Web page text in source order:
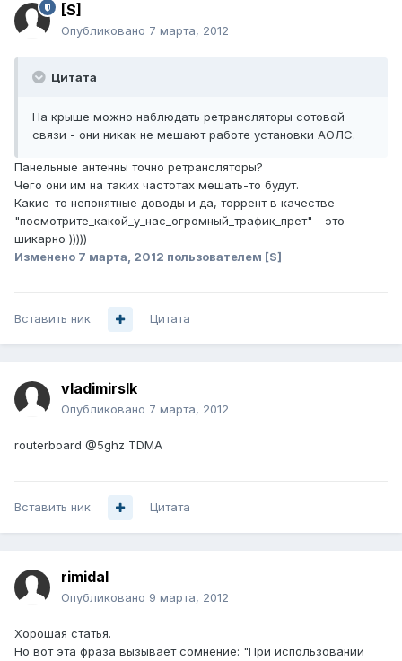
[S]
Опубликовано 7 марта, 2012
Цитата
На крыше можно наблюдать ретрансляторы сотовой
связи - они никак не мешают работе установки АОЛС.
Панельные антенны точно ретрансляторы?
Чего они им на таких частотах мешать-то будут.
Какие-то непонятные доводы и да, торрент в качестве
"посмотрите_какой_у_нас_огромный_трафик_прет" - это
шикарно )))))
Изменено 7 марта, 2012 пользователем [S]
Вставить ник Цитата
vladimirslk
Опубликовано 7 марта, 2012
routerboard @5ghz TDMA
Вставить ник Цитата
rimidal
Опубликовано 9 марта, 2012
Хорошая статья.
Но вот эта фраза вызывает сомнение: "При использовании